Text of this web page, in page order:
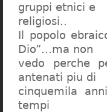
gruppi etnici e
religiosi..
Il popolo
Dio”…ma non
vedo perche
antenati piu di
cinquemila
tempi